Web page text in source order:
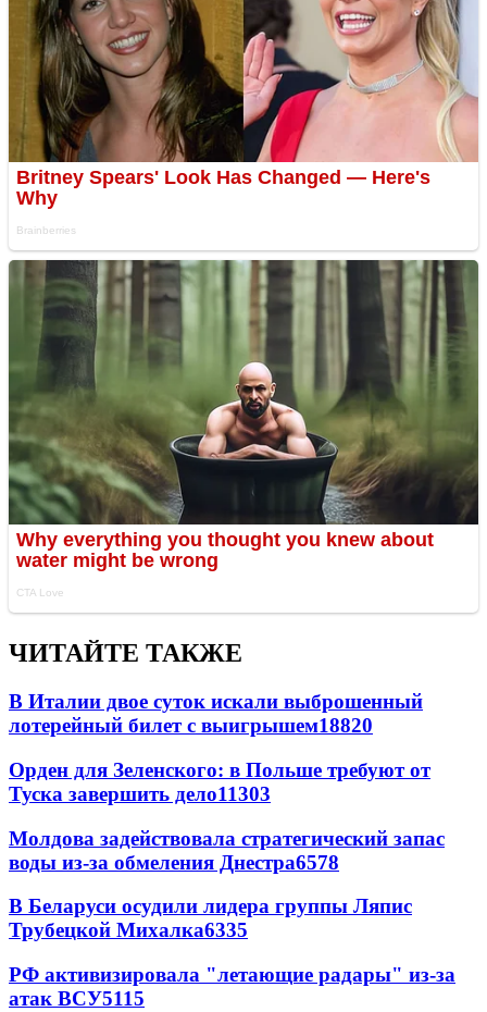
ЧИТАЙТЕ ТАКЖЕ
В Италии двое суток искали выброшенный
лотерейный билет с выигрышем18820
Орден для Зеленского: в Польше требуют от
Туска завершить дело11303
Молдова задействовала стратегический запас
воды из-за обмеления Днестра6578
В Беларуси осудили лидера группы Ляпис
Трубецкой Михалка6335
РФ активизировала "летающие радары" из-за
атак ВСУ5115